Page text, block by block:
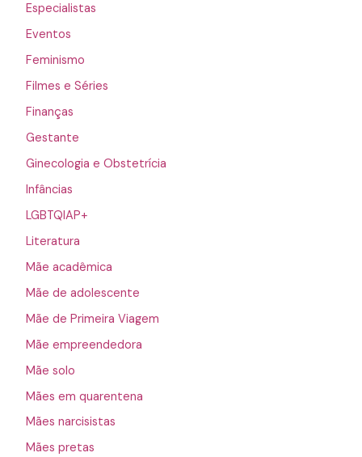
Especialistas
Eventos
Feminismo
Filmes e Séries
Finanças
Gestante
Ginecologia e Obstetrícia
Infâncias
LGBTQIAP+
Literatura
Mãe acadêmica
Mãe de adolescente
Mãe de Primeira Viagem
Mãe empreendedora
Mãe solo
Mães em quarentena
Mães narcisistas
Mães pretas